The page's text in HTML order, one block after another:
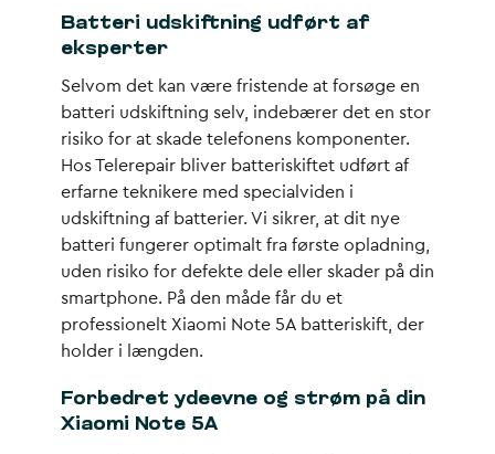
Batteri udskiftning udført af
eksperter
Selvom det kan være fristende at forsøge en
batteri udskiftning selv, indebærer det en stor
risiko for at skade telefonens komponenter.
Hos Telerepair bliver batteriskiftet udført af
erfarne teknikere med specialviden i
udskiftning af batterier. Vi sikrer, at dit nye
batteri fungerer optimalt fra første opladning,
uden risiko for defekte dele eller skader på din
smartphone. På den måde får du et
professionelt Xiaomi Note 5A batteriskift, der
holder i længden.
Forbedret ydeevne og strøm på din
Xiaomi Note 5A